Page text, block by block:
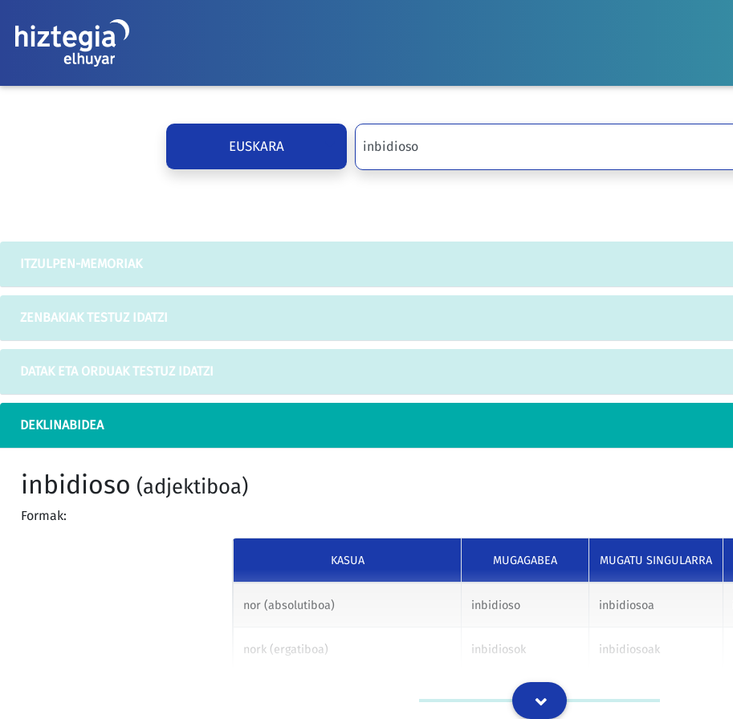
EUSKARA
ITZULPEN-MEMORIAK
ZENBAKIAK TESTUZ IDATZI
DATAK ETA ORDUAK TESTUZ IDATZI
DEKLINABIDEA
inbidioso (adjektiboa)
Formak:
KASUA MUGAGABEA MUGATU SINGULARRA
nor (absolutiboa) inbidioso inbidiosoa
nork (ergatiboa) inbidiosok inbidiosoak
inbidiosori